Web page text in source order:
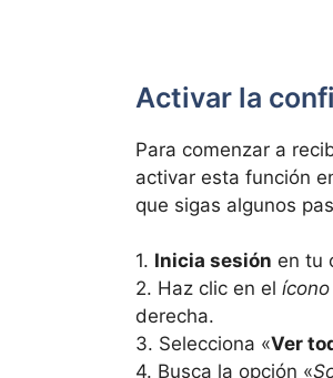
Activar la
Para comenzar a
activar esta función
que sigas algunos
1. Inicia sesión en tu
2. Haz clic en el
derecha.
3. Selecciona «Ver
4. Busca la opción «